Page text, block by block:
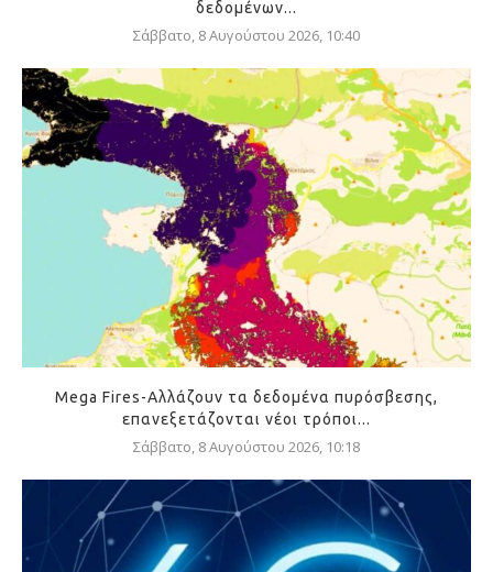
δεδομένων...
Σάββατο, 8 Αυγούστου 2026, 10:40
Mega Fires-Αλλάζουν τα δεδομένα πυρόσβεσης,
επανεξετάζονται νέοι τρόποι...
Σάββατο, 8 Αυγούστου 2026, 10:18